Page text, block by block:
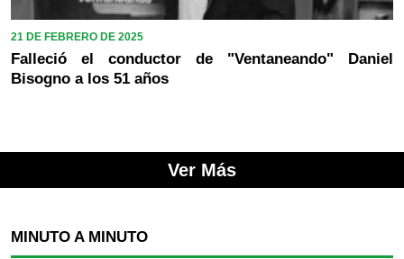
21 DE FEBRERO DE 2025
Falleció el conductor de "Ventaneando" Daniel
Bisogno a los 51 años
Ver Más
MINUTO A MINUTO